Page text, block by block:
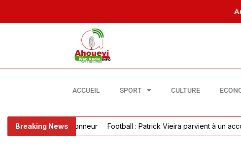
ACCUEIL SPORT CULTURE
Breaking News Football : Patrick Vieira parvient à un accord